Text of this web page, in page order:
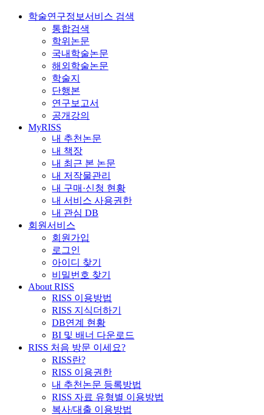
학술연구정보서비스 검색
통합검색
학위논문
국내학술논문
해외학술논문
학술지
단행본
연구보고서
공개강의
MyRISS
내 추천논문
내 책장
내 최근 본 논문
내 저작물관리
내 구매·신청 현황
내 서비스 사용권한
내 관심 DB
회원서비스
회원가입
로그인
아이디 찾기
비밀번호 찾기
About RISS
RISS 이용방법
RISS 지식더하기
DB연계 현황
BI 및 배너 다운로드
RISS 처음 방문 이세요?
RISS란?
RISS 이용권한
내 추천논문 등록방법
RISS 자료 유형별 이용방법
복사/대출 이용방법